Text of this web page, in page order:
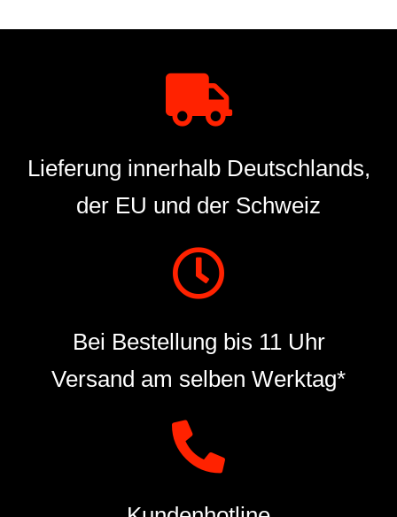
Lieferung innerhalb Deutschlands,
der EU und der Schweiz
Bei Bestellung bis 11 Uhr
Versand am selben Werktag*